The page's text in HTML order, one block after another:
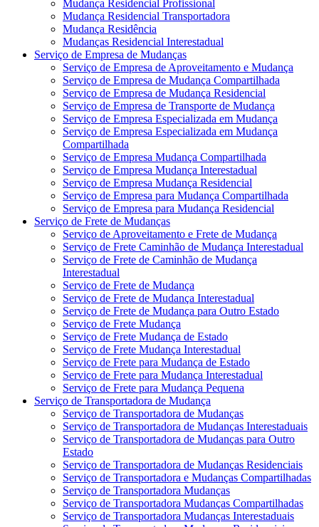
Mudança Residencial Profissional
Mudança Residencial Transportadora
Mudança Residência
Mudanças Residencial Interestadual
Serviço de Empresa de Mudanças
Serviço de Empresa de Aproveitamento e Mudança
Serviço de Empresa de Mudança Compartilhada
Serviço de Empresa de Mudança Residencial
Serviço de Empresa de Transporte de Mudança
Serviço de Empresa Especializada em Mudança
Serviço de Empresa Especializada em Mudança
Compartilhada
Serviço de Empresa Mudança Compartilhada
Serviço de Empresa Mudança Interestadual
Serviço de Empresa Mudança Residencial
Serviço de Empresa para Mudança Compartilhada
Serviço de Empresa para Mudança Residencial
Serviço de Frete de Mudanças
Serviço de Aproveitamento e Frete de Mudança
Serviço de Frete Caminhão de Mudança Interestadual
Serviço de Frete de Caminhão de Mudança
Interestadual
Serviço de Frete de Mudança
Serviço de Frete de Mudança Interestadual
Serviço de Frete de Mudança para Outro Estado
Serviço de Frete Mudança
Serviço de Frete Mudança de Estado
Serviço de Frete Mudança Interestadual
Serviço de Frete para Mudança de Estado
Serviço de Frete para Mudança Interestadual
Serviço de Frete para Mudança Pequena
Serviço de Transportadora de Mudança
Serviço de Transportadora de Mudanças
Serviço de Transportadora de Mudanças Interestaduais
Serviço de Transportadora de Mudanças para Outro
Estado
Serviço de Transportadora de Mudanças Residenciais
Serviço de Transportadora e Mudanças Compartilhadas
Serviço de Transportadora Mudanças
Serviço de Transportadora Mudanças Compartilhadas
Serviço de Transportadora Mudanças Interestaduais